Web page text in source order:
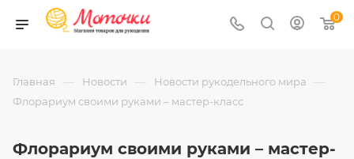
0
Главная — Новости — Новости рукодельного мира —
Флорариум своими руками – мастер-класс
Флорариум своими руками – мастер-